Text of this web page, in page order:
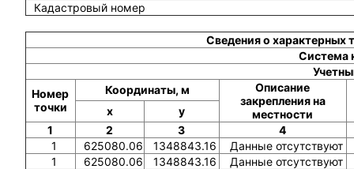
Кадастровый номер
Сведения о характерных
Система
Номер
точки
Координаты, м
Описание
закрепления на
местности
x
y
1
2 3
4
1
625080.06 1348843.16
Данные отсутствуют
1
625080.06 1348843.16
Данные отсутствуют